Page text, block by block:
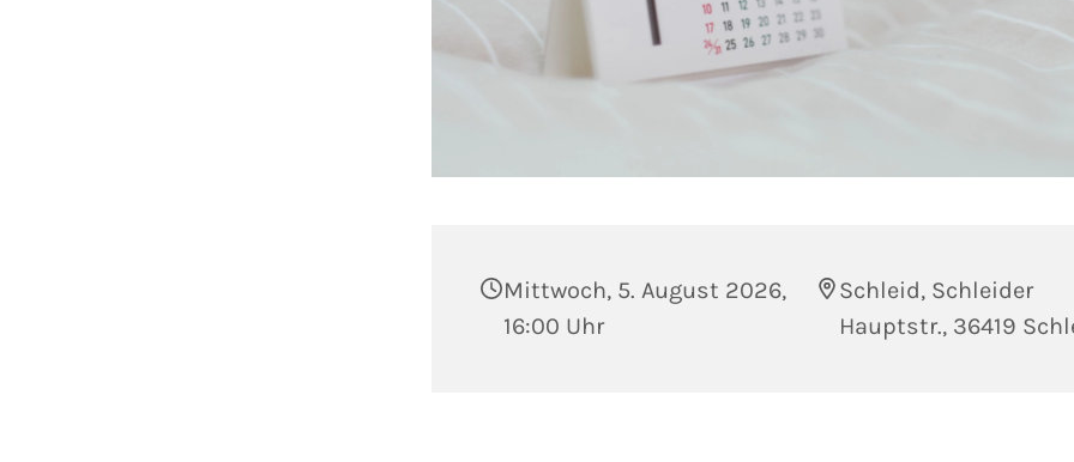
Mittwoch, 5. August 2026,
16:00 Uhr
Schleid, Schleider
Hauptstr., 36419